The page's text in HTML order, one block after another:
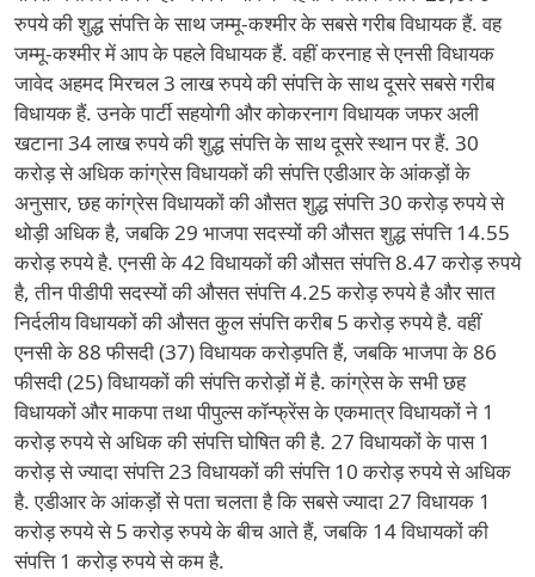
रुपये की शुद्ध संपत्ति के साथ जम्मू-कश्मीर के सबसे गरीब विधायक हैं. वह
जम्मू-कश्मीर में आप के पहले विधायक हैं. वहीं करनाह से एनसी विधायक
जावेद अहमद मिरचल 3 लाख रुपये की संपत्ति के साथ दूसरे सबसे गरीब
विधायक हैं. उनके पार्टी सहयोगी और कोकरनाग विधायक जफर अली
खटाना 34 लाख रुपये की शुद्ध संपत्ति के साथ दूसरे स्थान पर हैं. 30
करोड़ से अधिक कांग्रेस विधायकों की संपत्ति एडीआर के आंकड़ों के
अनुसार, छह कांग्रेस विधायकों की औसत शुद्ध संपत्ति 30 करोड़ रुपये से
थोड़ी अधिक है, जबकि 29 भाजपा सदस्यों की औसत शुद्ध संपत्ति 14.55
करोड़ रुपये है. एनसी के 42 विधायकों की औसत संपत्ति 8.47 करोड़ रुपये
है, तीन पीडीपी सदस्यों की औसत संपत्ति 4.25 करोड़ रुपये है और सात
निर्दलीय विधायकों की औसत कुल संपत्ति करीब 5 करोड़ रुपये है. वहीं
एनसी के 88 फीसदी (37) विधायक करोड़पति हैं, जबकि भाजपा के 86
फीसदी (25) विधायकों की संपत्ति करोड़ों में है. कांग्रेस के सभी छह
विधायकों और माकपा तथा पीपुल्स कॉन्फ्रेंस के एकमात्र विधायकों ने 1
करोड़ रुपये से अधिक की संपत्ति घोषित की है. 27 विधायकों के पास 1
करोड़ से ज्यादा संपत्ति 23 विधायकों की संपत्ति 10 करोड़ रुपये से अधिक
है. एडीआर के आंकड़ों से पता चलता है कि सबसे ज्यादा 27 विधायक 1
करोड़ रुपये से 5 करोड़ रुपये के बीच आते हैं, जबकि 14 विधायकों की
संपत्ति 1 करोड़ रुपये से कम है.